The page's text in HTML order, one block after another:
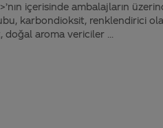
içerisinde ambalajların
karbondioksit, renklendirici
doğal aroma vericiler ...